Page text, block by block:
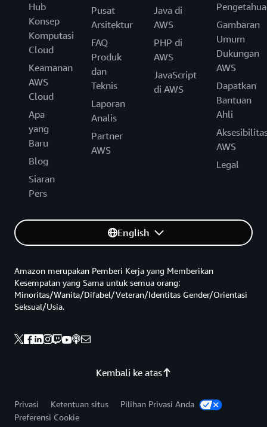
Hub
Konsep
Komputasi
Cloud
Keamanan
AWS
Cloud
Apa
yang
Baru
Blog
Siaran
Pers
Pusat
Arsitektur
FAQ
Produk
dan
Teknis
Laporan
Analis
Partner
AWS
Java di
AWS
PHP di
AWS
JavaScript
di AWS
Gambaran
Umum
Dukungan
AWS
Dapatkan
Bantuan
Ahli
AWS
Legal
English
Kembali ke atas
Amazon merupakan Pemberi Kerja yang Memberikan
Kesempatan yang Sama untuk semua orang:
Minoritas/Wanita/Difabel/Veteran/Identitas Gender/Orientasi
Seksual/Usia.
Privasi Ketentuan situs
Pilihan Privasi Anda
Preferensi Cookie